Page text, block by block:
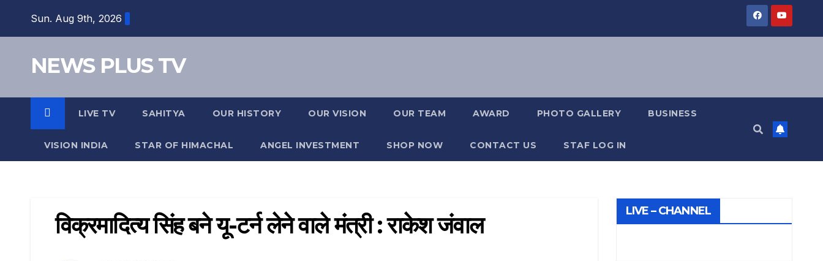
Sun. Aug 9th, 2026
NEWS PLUS TV
LIVE TV SAHITYA OUR HISTORY OUR VISION OUR TEAM AWARD PHOTO GALLERY BUSINESS
VISION INDIA STAR OF HIMACHAL ANGEL INVESTMENT SHOP NOW CONTACT US STAF LOG IN
विक्रमादित्य सिंह बने यू-टर्न लेने वाले मंत्री : राकेश जंवाल LIVE – CHANNEL